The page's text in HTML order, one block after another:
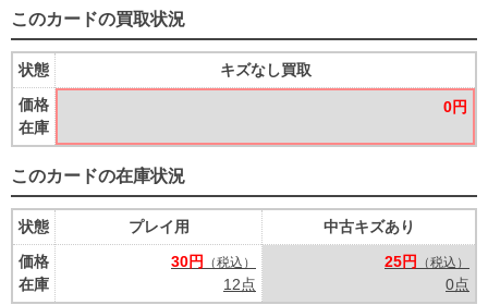
このカードの買取状況
状態
価格
在庫
キズなし買取
0円
このカードの在庫状況
状態
価格
在庫
プレイ用
30円
（税込）
12点
中古キズあり
25円
（税込）
0点